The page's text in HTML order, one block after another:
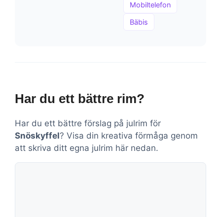
Mobiltelefon
Bäbis
Har du ett bättre rim?
Har du ett bättre förslag på julrim för
Snöskyffel? Visa din kreativa förmåga genom
att skriva ditt egna julrim här nedan.
Kommentar